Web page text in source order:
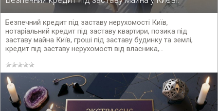
Безпечний кредит під заставу нерухомості Київ,
нотаріальний кредит під заставу квартири, позика під
заставу майна Київ, гроші під заставу будинку та землі,
кредит під заставу нерухомості від власника,...